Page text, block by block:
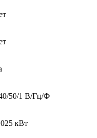
50/1 В/Гц/Ф
кВт